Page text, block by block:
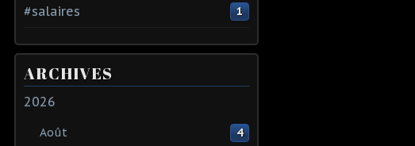
#salaires 1
ARCHIVES
2026
Août 4